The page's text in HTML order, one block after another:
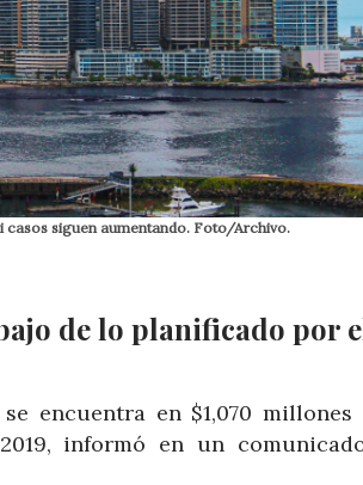
casos siguen aumentando. Foto/Archivo.
de lo planificado por
encuentra en $1,070 millones
informó en un